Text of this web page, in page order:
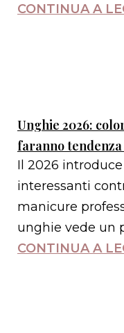
CONTINUA A
Unghie 2026:
faranno
Il 2026
interessanti
manicure
unghie vede un
CONTINUA A